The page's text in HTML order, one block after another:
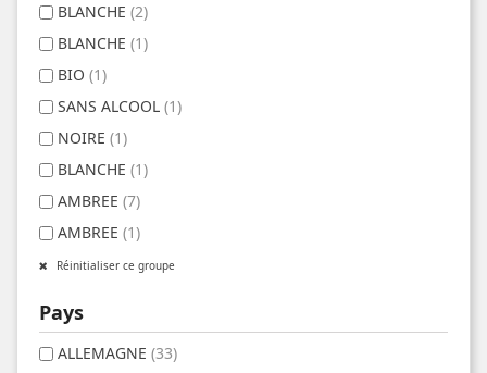
BLANCHE (2)
BLANCHE (1)
BIO (1)
SANS ALCOOL (1)
NOIRE (1)
BLANCHE (1)
AMBREE (7)
AMBREE (1)
Réinitialiser ce groupe
Pays
ALLEMAGNE (33)